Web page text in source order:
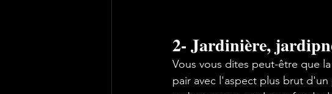
2- Jardinière,
Vous vous dites peut-être que
pair avec l'aspect plus brut